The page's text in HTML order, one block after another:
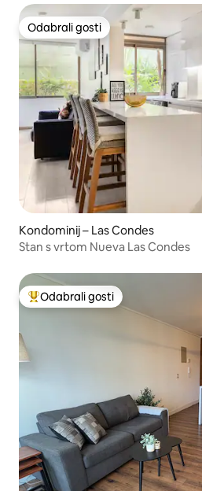
Odabrali gosti
Odabrali gosti
Kondominij – Las Condes
Stan s vrtom Nueva Las Condes
Među najviše rangiranima s
Odabrali gosti